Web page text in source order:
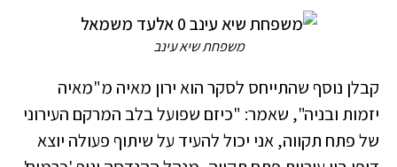
משפחת שיא עינב
קבלן נוסף שהתייחס לסקר הוא ירון מאיה מ"מאיה
יזמות ובניה", שאמר: "כיזם שפועל בלב המרקם העירוני
של פתח תקווה, אני יכול להעיד על שיתוף פעולה יוצא